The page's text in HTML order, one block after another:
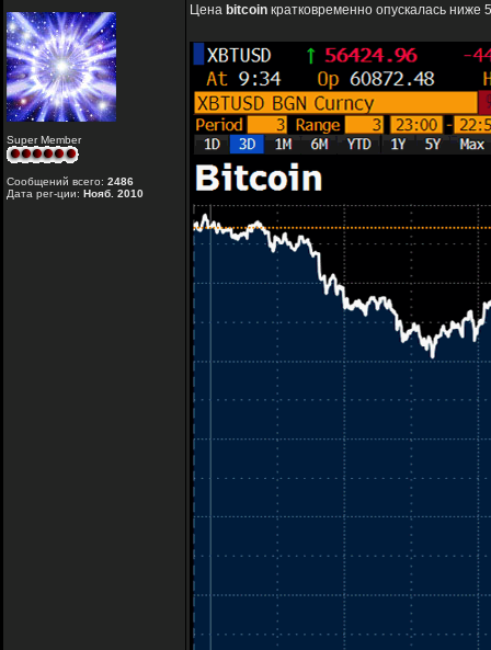
Super Member
Сообщений всего: 2486
Дата рег-ции: Нояб. 2010
Цена bitcoin кратковременно опускалась